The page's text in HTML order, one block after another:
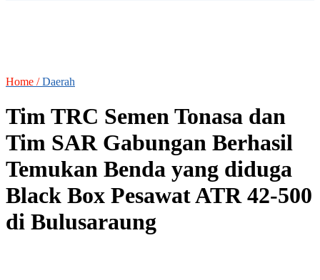
Home /Daerah
Tim TRC Semen Tonasa dan
Tim SAR Gabungan Berhasil
Temukan Benda yang diduga
Black Box Pesawat ATR 42-500
di Bulusaraung